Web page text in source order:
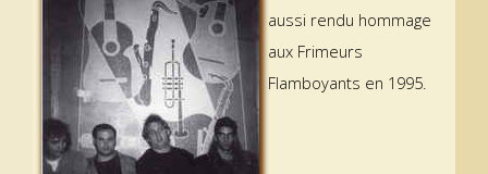
aussi rendu hommage
aux Frimeurs
Flamboyants en 1995.